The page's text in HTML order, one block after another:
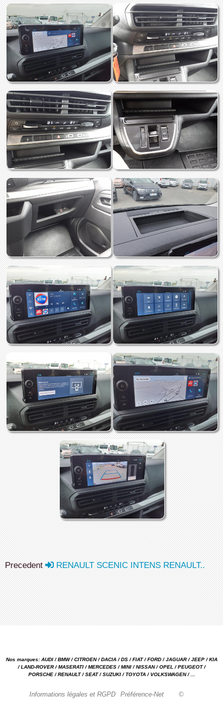
Precedent RENAULT SCENIC INTENS RENAULT..
Nos marques: AUDI / BMW / CITROEN / DACIA / DS / FIAT / FORD / JAGUAR / JEEP / KIA
/ LAND-ROVER / MASERATI / MERCEDES / MINI / NISSAN / OPEL / PEUGEOT /
PORSCHE / RENAULT / SEAT / SUZUKI / TOYOTA / VOLKSWAGEN / ...
Informations légales et RGPD Préférence-Net ©